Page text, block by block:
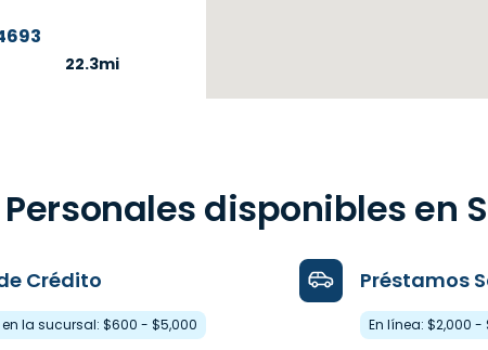
22.3mi
23.9mi
disponibles en
Crédito
en la sucursal: $600 - $5,000
Préstamos
En línea: $2,000 -